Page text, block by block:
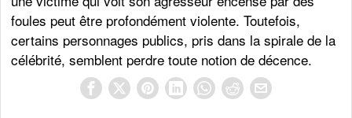
foules peut être profondément violente. Toutefois,
certains personnages publics, pris dans la spirale de la
célébrité, semblent perdre toute notion de décence.